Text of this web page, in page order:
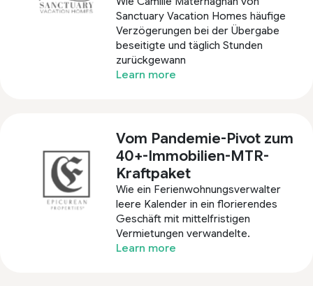
Sanctuary Vacation Homes häufige
Verzögerungen bei der Übergabe
beseitigte und täglich Stunden
zurückgewann
Learn more
Vom Pandemie-Pivot zum
40+-Immobilien-MTR-
Kraftpaket
Wie ein Ferienwohnungsverwalter
leere Kalender in ein florierendes
Geschäft mit mittelfristigen
Vermietungen verwandelte.
Learn more